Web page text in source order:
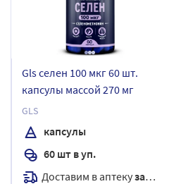
Gls селен 100 мкг 60 шт.
капсулы массой 270 мг
GLS
капсулы
60 шт в уп.
Доставим в аптекузавтра